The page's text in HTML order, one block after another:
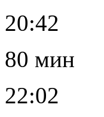
20:42
80 мин
22:02